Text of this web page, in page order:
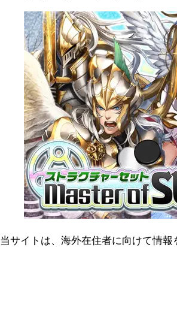
当サイトは、海外在住者に向けて情報